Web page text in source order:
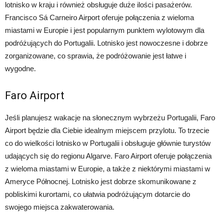
lotnisko w kraju i również obsługuje duże ilości pasażerów.
Francisco Sá Carneiro Airport oferuje połączenia z wieloma
miastami w Europie i jest popularnym punktem wylotowym dla
podróżujących do Portugalii. Lotnisko jest nowoczesne i dobrze
zorganizowane, co sprawia, że podróżowanie jest łatwe i
wygodne.
Faro Airport
Jeśli planujesz wakacje na słonecznym wybrzeżu Portugalii, Faro
Airport będzie dla Ciebie idealnym miejscem przylotu. To trzecie
co do wielkości lotnisko w Portugalii i obsługuje głównie turystów
udających się do regionu Algarve. Faro Airport oferuje połączenia
z wieloma miastami w Europie, a także z niektórymi miastami w
Ameryce Północnej. Lotnisko jest dobrze skomunikowane z
pobliskimi kurortami, co ułatwia podróżującym dotarcie do
swojego miejsca zakwaterowania.